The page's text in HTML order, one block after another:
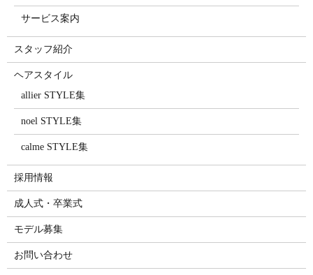
サービス案内
スタッフ紹介
ヘアスタイル
allier STYLE集
noel STYLE集
calme STYLE集
採用情報
成人式・卒業式
モデル募集
お問い合わせ